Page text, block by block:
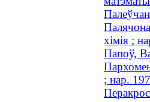
хімія ;
Папоў,
; нар.